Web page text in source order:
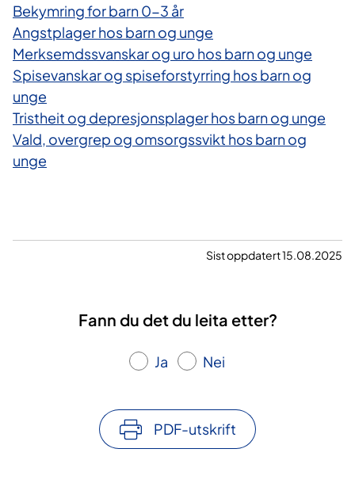
Bekymring for barn 0-3 år
Angstplager hos barn og unge
Merksemdssvanskar og uro hos barn og unge
Spisevanskar og spiseforstyrring hos barn og
unge
Tristheit og depresjonsplager hos barn og unge
Vald, overgrep og omsorgssvikt hos barn og
unge
Sist oppdatert 15.08.2025
Fann du det du leita etter?
Ja Nei
PDF-utskrift